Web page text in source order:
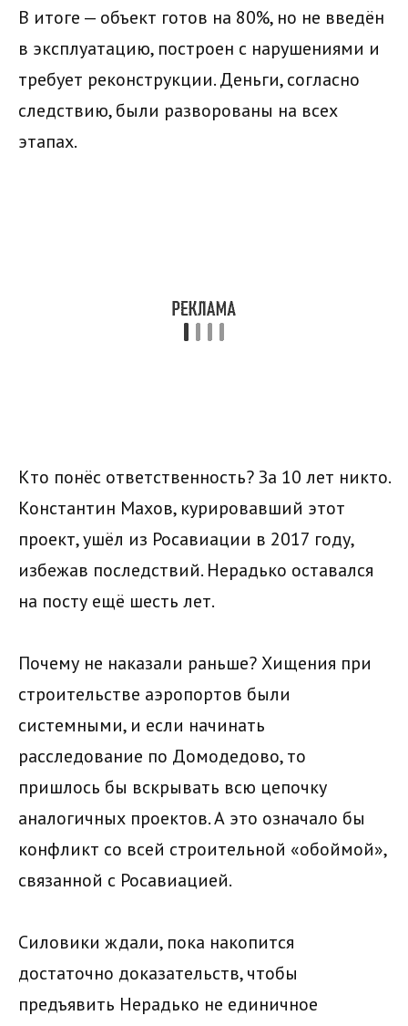
В итоге — объект готов на 80%, но не введён
в эксплуатацию, построен с нарушениями и
требует реконструкции. Деньги, согласно
следствию, были разворованы на всех
этапах.
Кто понёс ответственность? За 10 лет никто.
Константин Махов, курировавший этот
проект, ушёл из Росавиации в 2017 году,
избежав последствий. Нерадько оставался
на посту ещё шесть лет.
Почему не наказали раньше? Хищения при
строительстве аэропортов были
системными, и если начинать
расследование по Домодедово, то
пришлось бы вскрывать всю цепочку
аналогичных проектов. А это означало бы
конфликт со всей строительной «обоймой»,
связанной с Росавиацией.
Силовики ждали, пока накопится
достаточно доказательств, чтобы
предъявить Нерадько не единичное